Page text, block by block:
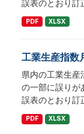
誤表のとおり訂
PDF XLSX
工業生産指数
県内の工業生産
の一部に誤りが
誤表のとおり訂
PDF XLSX